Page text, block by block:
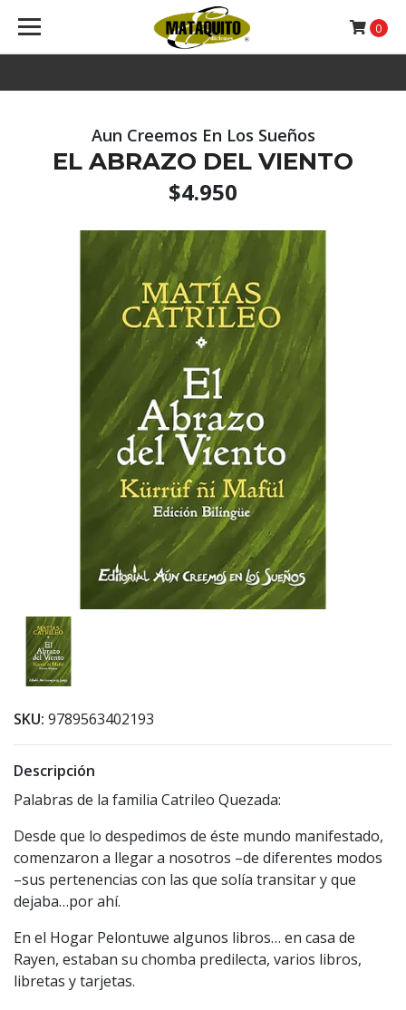
0
Aun Creemos En Los Sueños
EL ABRAZO DEL VIENTO
$4.950
SKU: 9789563402193
Descripción
Palabras de la familia Catrileo Quezada:
Desde que lo despedimos de éste mundo manifestado,
comenzaron a llegar a nosotros –de diferentes modos
–sus pertenencias con las que solía transitar y que
dejaba…por ahí.
En el Hogar Pelontuwe algunos libros… en casa de
Rayen, estaban su chomba predilecta, varios libros,
libretas y tarjetas.